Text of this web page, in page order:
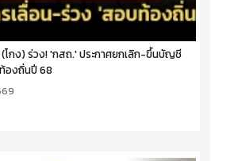
(โกง) ร่วง! 'กสถ.' ประกาศยกเลิก-ขึ้นบัญชี
องถิ่นปี 68